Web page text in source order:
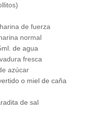
de fuerza
normal
de agua
fresca
azúcar
o miel de caña
de sal